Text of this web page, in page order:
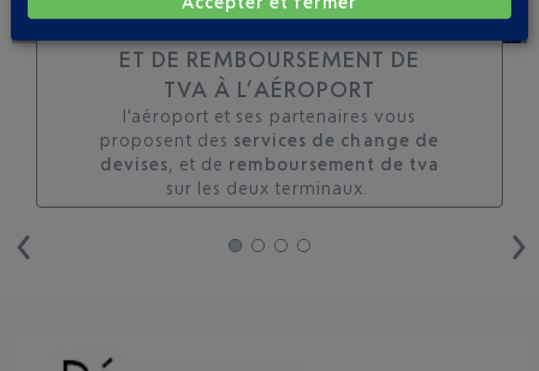
ET DE REMBOURSEMENT DE
TVA À L’AÉROPORT
l'aéroport et ses partenaires vous
proposent des services de change de
devises , et de remboursement de tva
sur les deux terminaux. ​